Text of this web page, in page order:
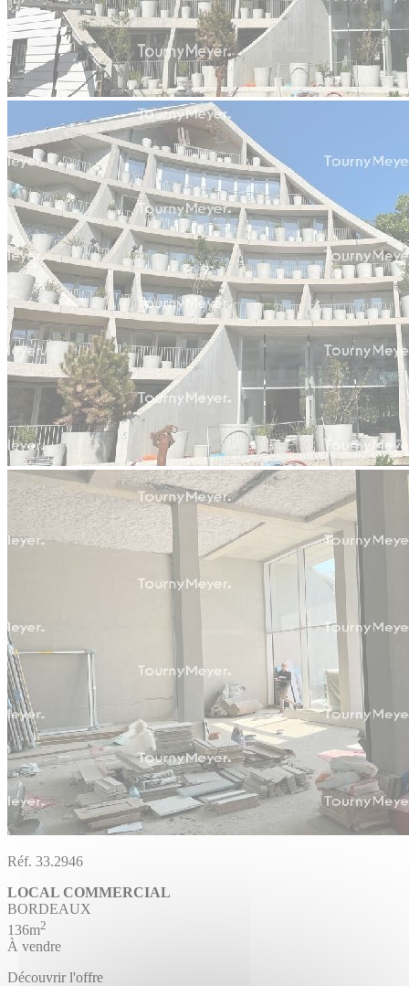
Réf. 33.2946
LOCAL COMMERCIAL
BORDEAUX
136m2
À vendre
Découvrir l'offre